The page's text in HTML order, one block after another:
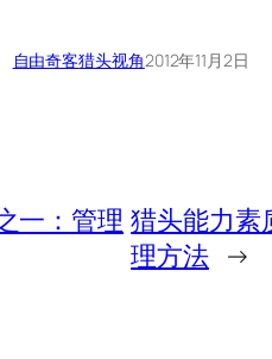
自由奇客猎头视角2012年11月2日
一：管理 猎头能力素
理方法 →